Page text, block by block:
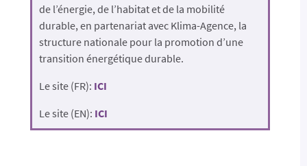
de l’énergie, de l’habitat et de la mobilité
durable, en partenariat avec Klima-Agence, la
structure nationale pour la promotion d’une
transition énergétique durable.
Le site (FR): ICI
Le site (EN): ICI